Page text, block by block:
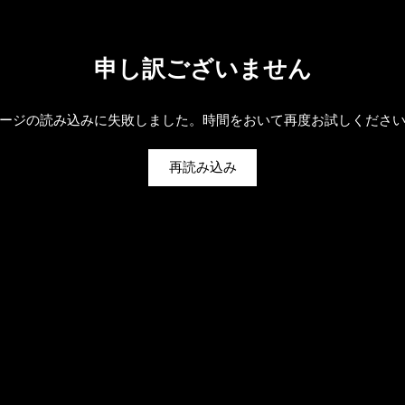
申し訳ございません
ジの読み込みに失敗しました。時間をおいて再度お試しくださ
再読み込み